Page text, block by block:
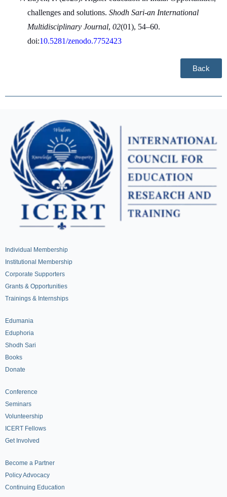
challenges and solutions. Shodh Sari-an International
Multidisciplinary Journal, 02(01), 54–60.
doi:10.5281/zenodo.7752423
Back
Individual Membership
Institutional Membership
Corporate Supporters
Grants & Opportunities
Trainings & Internships
Edumania
Eduphoria
Shodh Sari
Books
Donate
Conference
Seminars
Volunteership
ICERT Fellows
Get Involved
Become a Partner
Policy Advocacy
Continuing Education